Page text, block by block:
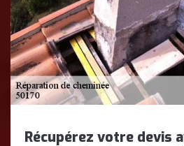
Récupérez votre devis